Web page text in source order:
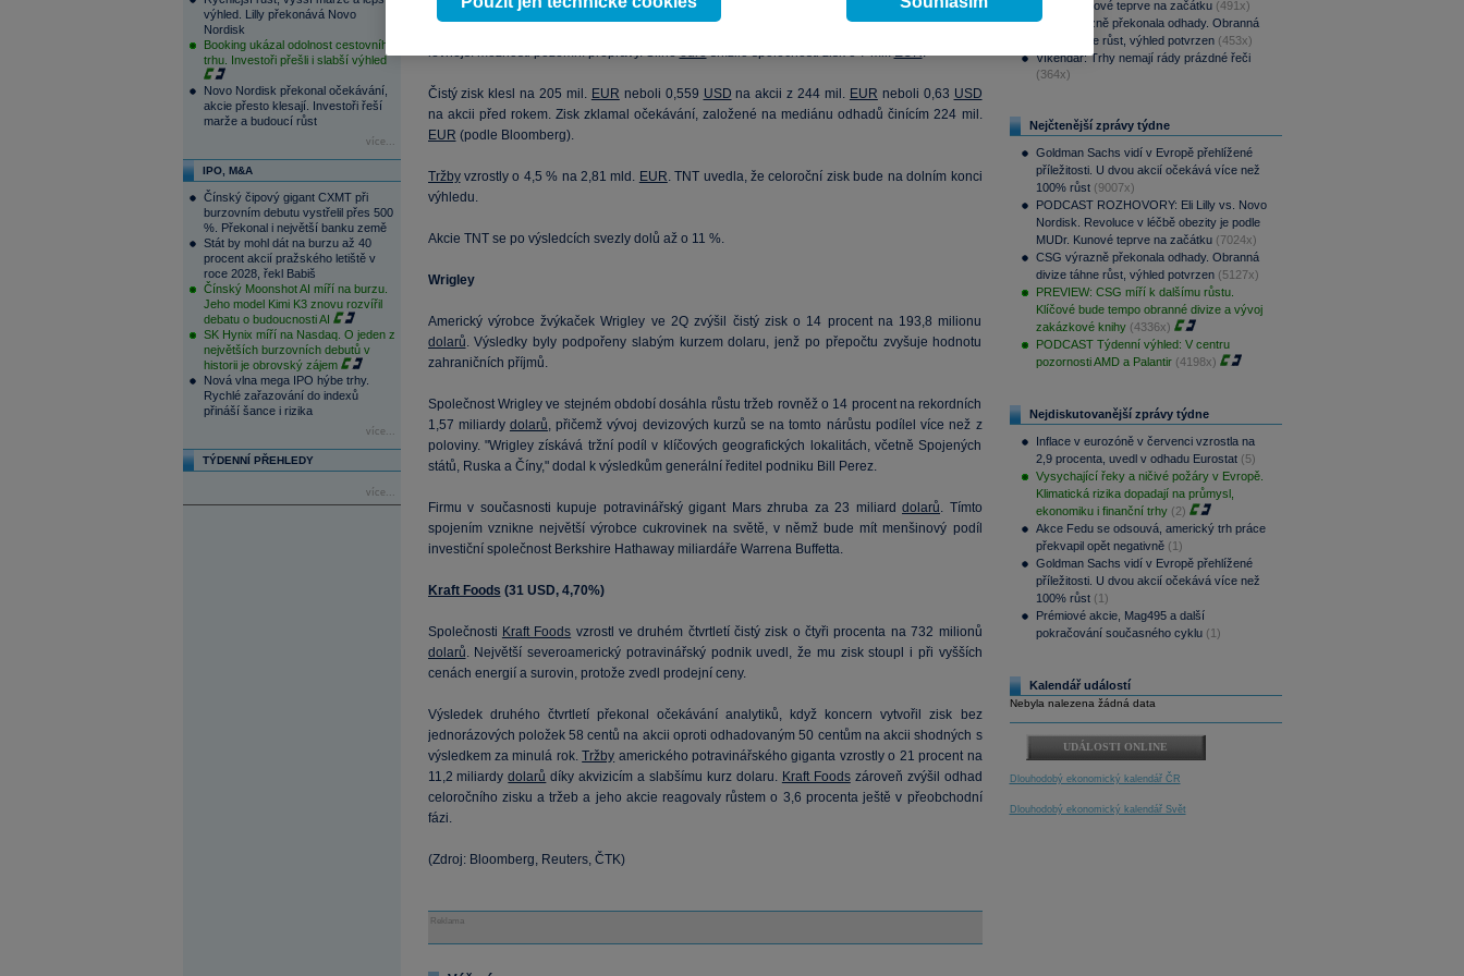
výhled. Lilly překonává Novo
Nordisk
Booking ukázal odolnost cestovního
trhu. Investoři přešli i slabší výhled
Novo Nordisk překonal očekávání,
akcie přesto klesají. Investoři řeší
marže a budoucí růst
více...
IPO, M&A
Čínský čipový gigant CXMT při
burzovním debutu vystřelil přes 500
%. Překonal i největší banku země
Stát by mohl dát na burzu až 40
procent akcií pražského letiště v
roce 2028, řekl Babiš
Čínský Moonshot AI míří na burzu.
Jeho model Kimi K3 znovu rozvířil
debatu o budoucnosti AI
SK Hynix míří na Nasdaq. O jeden z
největších burzovních debutů v
historii je obrovský zájem
Nová vlna mega IPO hýbe trhy.
Rychlé zařazování do indexů
přináší šance i rizika
více...
TÝDENNÍ PŘEHLEDY
více...
přechodu na levnější možnosti přepravy, a kvůli silnému
. TNT zaznamenala zpomalující
levnější možnosti pozemní přepravy. Silnéeurosnížilo společnosti zisk o 7 mil.EUR.
Čistý zisk klesl na 205 mil. EUR neboli 0,559 USD na akcii z 244 mil. EUR neboli 0,63 USD
na akcii před rokem. Zisk zklamal očekávání, založené na mediánu odhadů činícím 224 mil.
EUR (podle Bloomberg).
Tržbyvzrostly o 4,5 % na 2,81 mld. EUR. TNT uvedla, že celoroční zisk bude na dolním konci
výhledu.
Akcie TNT se po výsledcích svezly dolů až o 11 %.
Wrigley
Americký výrobce žvýkaček Wrigley ve 2Q zvýšil čistý zisk o 14 procent na 193,8 milionu
dolarů. Výsledky byly podpořeny slabým kurzem dolaru, jenž po přepočtu zvyšuje hodnotu
zahraničních příjmů.
Společnost Wrigley ve stejném období dosáhla růstu tržeb rovněž o 14 procent na rekordních
1,57 miliardy dolarů, přičemž vývoj devizových kurzů se na tomto nárůstu podílel více než z
poloviny. "Wrigley získává tržní podíl v klíčových geografických lokalitách, včetně Spojených
států, Ruska a Číny," dodal k výsledkům generální ředitel podniku Bill Perez.
Firmu v současnosti kupuje potravinářský gigant Mars zhruba za 23 miliard dolarů. Tímto
spojením vznikne největší výrobce cukrovinek na světě, v němž bude mít menšinový podíl
investiční společnost Berkshire Hathaway miliardáře Warrena Buffetta.
Kraft Foods (31USD, 4,70%)
Společnosti Kraft Foods vzrostl ve druhém čtvrtletí čistý zisk o čtyři procenta na 732 milionů
dolarů. Největší severoamerický potravinářský podnik uvedl, že mu zisk stoupl i při vyšších
cenách energií a surovin, protože zvedl prodejní ceny.
Výsledek druhého čtvrtletí překonal očekávání analytiků, když koncern vytvořil zisk bez
jednorázových položek 58 centů na akcii oproti odhadovaným 50 centům na akcii shodných s
výsledkem za minulá rok.Tržby amerického potravinářského giganta vzrostly o 21 procent na
11,2 miliardydolarů díky akvizicím a slabšímu kurz dolaru. Kraft Foodszároveň zvýšil odhad
celoročního zisku a tržeb a jeho akcie reagovaly růstem o 3,6 procenta ještě v přeobchodní
fázi.
(Zdroj: Bloomberg, Reuters, ČTK)
Reklama
MUDr. Kunové teprve na začátku (491x)
CSG výrazně překonala odhady. Obranná
divize táhne růst, výhled potvrzen (453x)
Víkendář: Trhy nemají rády prázdné řeči
(364x)
Nejčtenější zprávy týdne
Goldman Sachs vidí v Evropě přehlížené
příležitosti. U dvou akcií očekává více než
100% růst (9007x)
PODCAST ROZHOVORY: Eli Lilly vs. Novo
Nordisk. Revoluce v léčbě obezity je podle
MUDr. Kunové teprve na začátku (7024x)
CSG výrazně překonala odhady. Obranná
divize táhne růst, výhled potvrzen (5127x)
PREVIEW: CSG míří k dalšímu růstu.
Klíčové bude tempo obranné divize a vývoj
zakázkové knihy (4336x)
PODCAST Týdenní výhled: V centru
pozornosti AMD a Palantir (4198x)
Nejdiskutovanější zprávy týdne
Inflace v eurozóně v červenci vzrostla na
2,9 procenta, uvedl v odhadu Eurostat (5)
Vysychající řeky a ničivé požáry v Evropě.
Klimatická rizika dopadají na průmysl,
ekonomiku i finanční trhy (2)
Akce Fedu se odsouvá, americký trh práce
překvapil opět negativně (1)
Goldman Sachs vidí v Evropě přehlížené
příležitosti. U dvou akcií očekává více než
100% růst (1)
Prémiové akcie, Mag495 a další
pokračování současného cyklu (1)
Kalendář událostí
Nebyla nalezena žádná data
UDÁLOSTI ONLINE
Dlouhodobý ekonomický kalendář ČR
Dlouhodobý ekonomický kalendář Svět